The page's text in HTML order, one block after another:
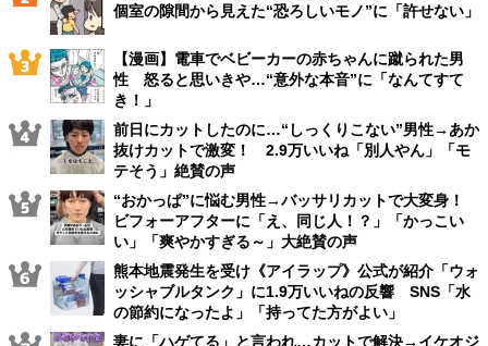
個室の隙間から見えた“恐ろしいモノ”に「許せない」
【漫画】電車でベビーカーの赤ちゃんに蹴られた男
性 怒ると思いきや…“意外な本音”に「なんてすて
き！」
前日にカットしたのに…“しっくりこない”男性→あか
抜けカットで激変！ 2.9万いいね「別人やん」「モ
テそう」絶賛の声
“おかっぱ”に悩む男性→バッサリカットで大変身！
ビフォーアフターに「え、同じ人！？」「かっこい
い」「爽やかすぎる～」大絶賛の声
熊本地震発生を受け《アイラップ》公式が紹介「ウォ
ッシャブルタンク」に1.9万いいねの反響 SNS「水
の節約になったよ」「持ってた方がよい」
妻に「ハゲてる」と言われ…カットで解決→イケオジ